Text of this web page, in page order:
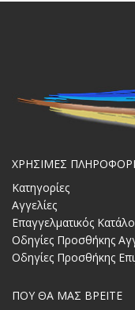
ΧΡΗΣΙΜΕΣ
Κατηγορίες
Αγγελίες
Επαγγελματικός
Οδηγίες Προσθήκης
Οδηγίες Προσθήκης
ΠΟΥ ΘΑ ΜΑΣ ΒΡΕΙΤΕ